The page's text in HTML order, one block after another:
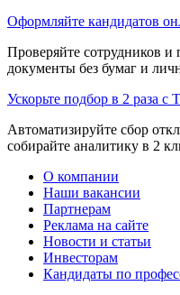
Оформляйте кандидатов
Проверяйте сотрудников
документы без бумаг и
Ускорьте подбор в 2 раза с
Автоматизируйте сбор
собирайте аналитику в 2
О компании
Наши вакансии
Партнерам
Реклама на сайте
Новости и статьи
Инвесторам
Кандидаты по